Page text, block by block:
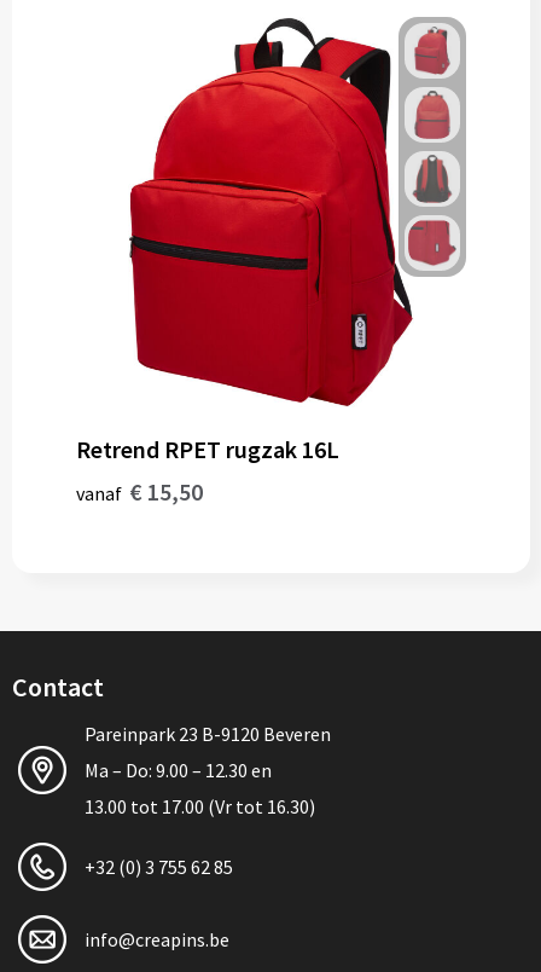
Retrend RPET rugzak 16L
vanaf € 15,50
Contact
Pareinpark 23 B-9120 Beveren
Ma – Do: 9.00 – 12.30 en
13.00 tot 17.00 (Vr tot 16.30)
+32 (0) 3 755 62 85
info@creapins.be